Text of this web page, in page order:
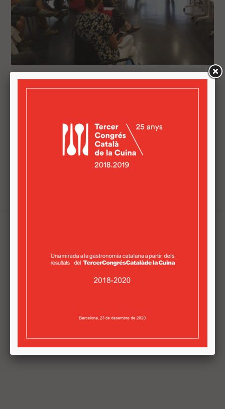
EMPRESARIS I EMPRENEDORS ES
REUNEIXEN EN LA JORNADA 'A
En una de les sessions, comerços i restaurants del
territori van poder "establir contactes i promoure
acords comercials per a crear sinergies" Empresaris i
emprenedors del sector agroalimentari es reuneixen al